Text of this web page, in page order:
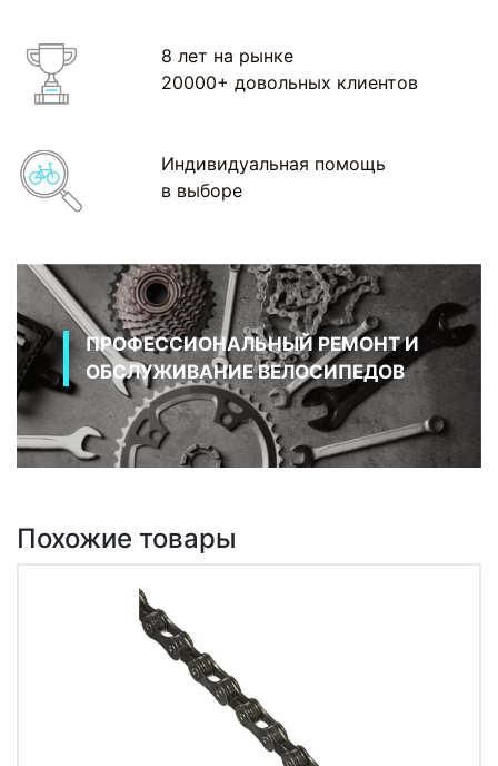
8 лет на рынке
20000+ довольных клиентов
Индивидуальная помощь
в выборе
ПРОФЕССИОНАЛЬНЫЙ РЕМОНТ И
ОБСЛУЖИВАНИЕ ВЕЛОСИПЕДОВ
Похожие товары